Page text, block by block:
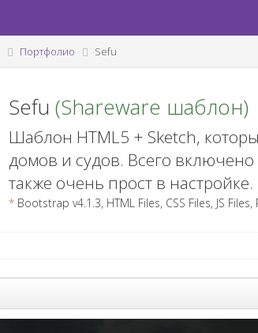
Портфолио Sefu
Sefu (Shareware шаблон)
Шаблон HTML5 + Sketch,
домов и судов. Всего
также очень прост в настройке.
*Bootstrap v4.1.3, HTML Files, CSS Files, JS Files,